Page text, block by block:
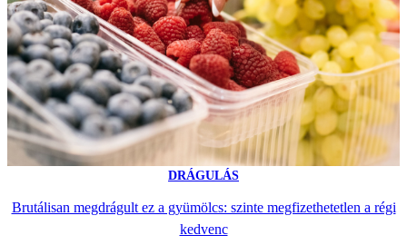
DRÁGULÁS
Brutálisan megdrágult ez a gyümölcs: szinte megfizethetetlen a régi
kedvenc